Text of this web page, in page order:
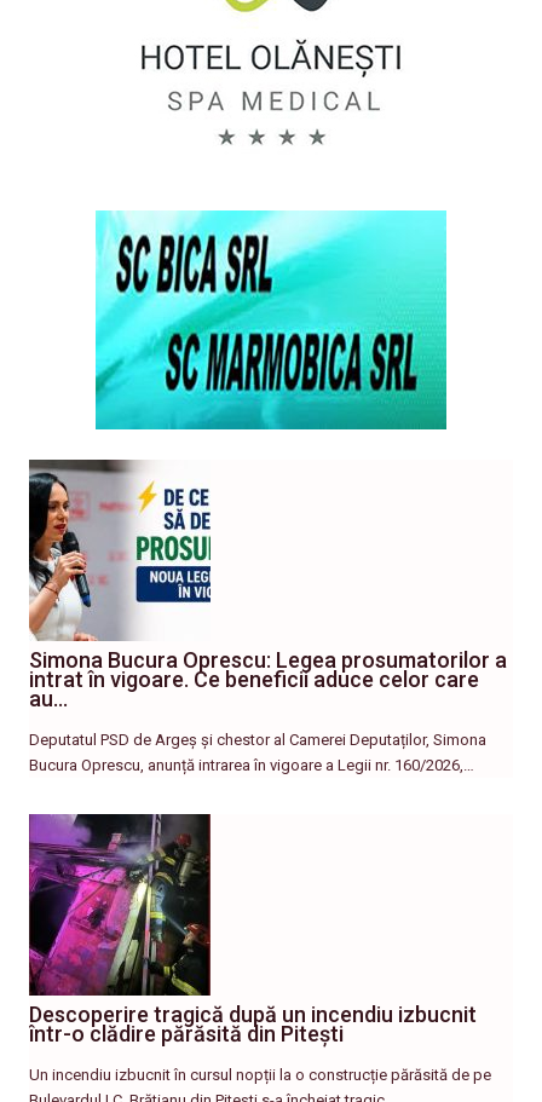
Simona Bucura Oprescu: Legea prosumatorilor a
intrat în vigoare. Ce beneficii aduce celor care
au…
Deputatul PSD de Argeș și chestor al Camerei Deputaților, Simona
Bucura Oprescu, anunță intrarea în vigoare a Legii nr. 160/2026,…
Descoperire tragică după un incendiu izbucnit
într-o clădire părăsită din Pitești
Un incendiu izbucnit în cursul nopții la o construcție părăsită de pe